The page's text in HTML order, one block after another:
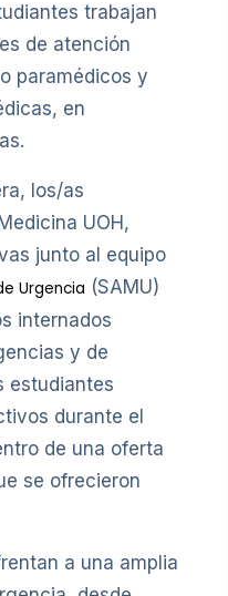
trabajan
de atención
paramédicos y
en
los/as
UOH,
junto al equipo
Urgencia (SAMU)
internados
y de
estudiantes
durante el
de una oferta
se ofrecieron
a una amplia